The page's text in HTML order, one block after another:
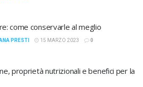
come conservarle al meglio
PRESTI 15 MARZO 2023 0
proprietà nutrizionali e benefici per la